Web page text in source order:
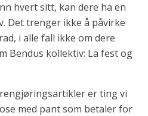
hvert sitt, kan dere ha en
Det trenger ikke å påvirke
i alle fall ikke om dere
Bendus kollektiv: La fest og
er ting vi
med pant som betaler for